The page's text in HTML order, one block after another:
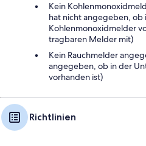
Kein
hat nicht angegeben,
Kohlenmonoxidmelder
tragbaren Melder mit)
Kein Rauchmelder
angegeben, ob in der
vorhanden ist)
Richtlinien